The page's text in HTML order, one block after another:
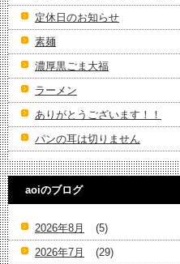
定休日のお知らせ
素麺
濃厚黒ごま大福
ラーメン
ありがとうございます！！
パンの耳は切りません
aoiのブログ
2026年8月
(5)
2026年7月
(29)